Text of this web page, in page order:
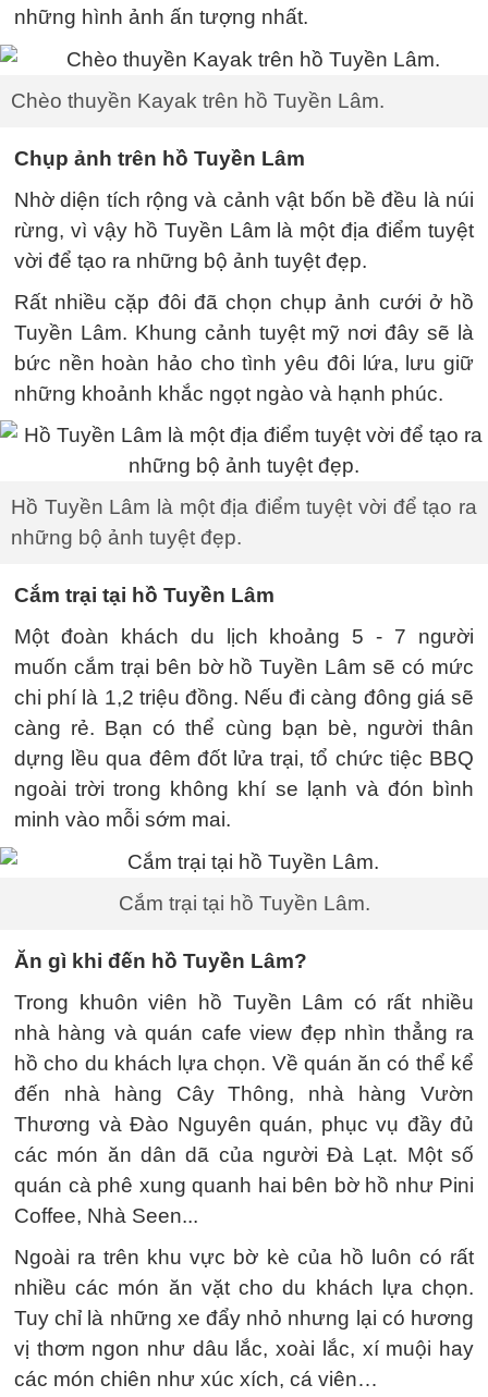
những hình ảnh ấn tượng nhất.
Chèo thuyền Kayak trên hồ Tuyền Lâm.
Chụp ảnh trên hồ Tuyền Lâm
Nhờ diện tích rộng và cảnh vật bốn bề đều là núi
rừng, vì vậy hồ Tuyền Lâm là một địa điểm tuyệt
vời để tạo ra những bộ ảnh tuyệt đẹp.
Rất nhiều cặp đôi đã chọn chụp ảnh cưới ở hồ
Tuyền Lâm. Khung cảnh tuyệt mỹ nơi đây sẽ là
bức nền hoàn hảo cho tình yêu đôi lứa, lưu giữ
những khoảnh khắc ngọt ngào và hạnh phúc.
Hồ Tuyền Lâm là một địa điểm tuyệt vời để tạo ra
những bộ ảnh tuyệt đẹp.
Cắm trại tại hồ Tuyền Lâm
Một đoàn khách du lịch khoảng 5 - 7 người
muốn cắm trại bên bờ hồ Tuyền Lâm sẽ có mức
chi phí là 1,2 triệu đồng. Nếu đi càng đông giá sẽ
càng rẻ. Bạn có thể cùng bạn bè, người thân
dựng lều qua đêm đốt lửa trại, tổ chức tiệc BBQ
ngoài trời trong không khí se lạnh và đón bình
minh vào mỗi sớm mai.
Cắm trại tại hồ Tuyền Lâm.
Ăn gì khi đến hồ Tuyền Lâm?
Trong khuôn viên hồ Tuyền Lâm có rất nhiều
nhà hàng và quán cafe view đẹp nhìn thẳng ra
hồ cho du khách lựa chọn. Về quán ăn có thể kể
đến nhà hàng Cây Thông, nhà hàng Vườn
Thương và Đào Nguyên quán, phục vụ đầy đủ
các món ăn dân dã của người Đà Lạt. Một số
quán cà phê xung quanh hai bên bờ hồ như Pini
Coffee, Nhà Seen...
Ngoài ra trên khu vực bờ kè của hồ luôn có rất
nhiều các món ăn vặt cho du khách lựa chọn.
Tuy chỉ là những xe đẩy nhỏ nhưng lại có hương
vị thơm ngon như dâu lắc, xoài lắc, xí muội hay
các món chiên như xúc xích, cá viên…